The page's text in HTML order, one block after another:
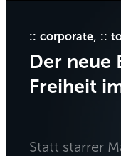
corporate,
Der neue
Freiheit
Statt starrer